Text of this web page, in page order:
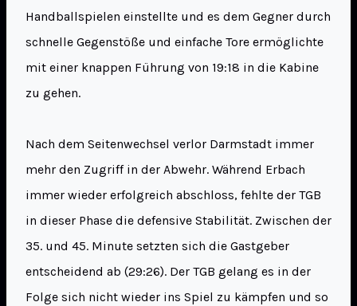
Handballspielen einstellte und es dem Gegner durch
schnelle Gegenstöße und einfache Tore ermöglichte
mit einer knappen Führung von 19:18 in die Kabine
zu gehen.
Nach dem Seitenwechsel verlor Darmstadt immer
mehr den Zugriff in der Abwehr. Während Erbach
immer wieder erfolgreich abschloss, fehlte der TGB
in dieser Phase die defensive Stabilität. Zwischen der
35. und 45. Minute setzten sich die Gastgeber
entscheidend ab (29:26). Der TGB gelang es in der
Folge sich nicht wieder ins Spiel zu kämpfen und so